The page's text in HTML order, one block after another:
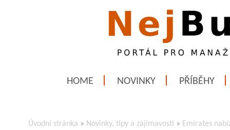
HOME NOVINKY PŘÍBĚHY
Úvodní stránka » Novinky, tipy a zajímavosti » Emirates